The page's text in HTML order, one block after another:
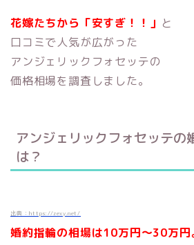
花嫁たちから「安すぎ！！」 と
口コミで人気が広がった
アンジェリックフォセッテの
価格相場を調査しました。
アンジェリックフォセッテの
は？
出典：https://zexy.net/
婚約指輪の相場は10万円～30万円